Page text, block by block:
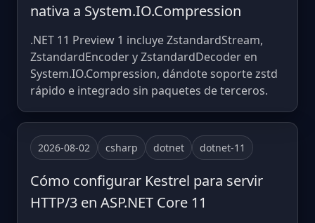
nativa a System.IO.Compression
.NET 11 Preview 1 incluye ZstandardStream,
ZstandardEncoder y ZstandardDecoder en
System.IO.Compression, dándote soporte zstd
rápido e integrado sin paquetes de terceros.
2026-08-02 csharp dotnet dotnet-11
Cómo configurar Kestrel para servir
HTTP/3 en ASP.NET Core 11